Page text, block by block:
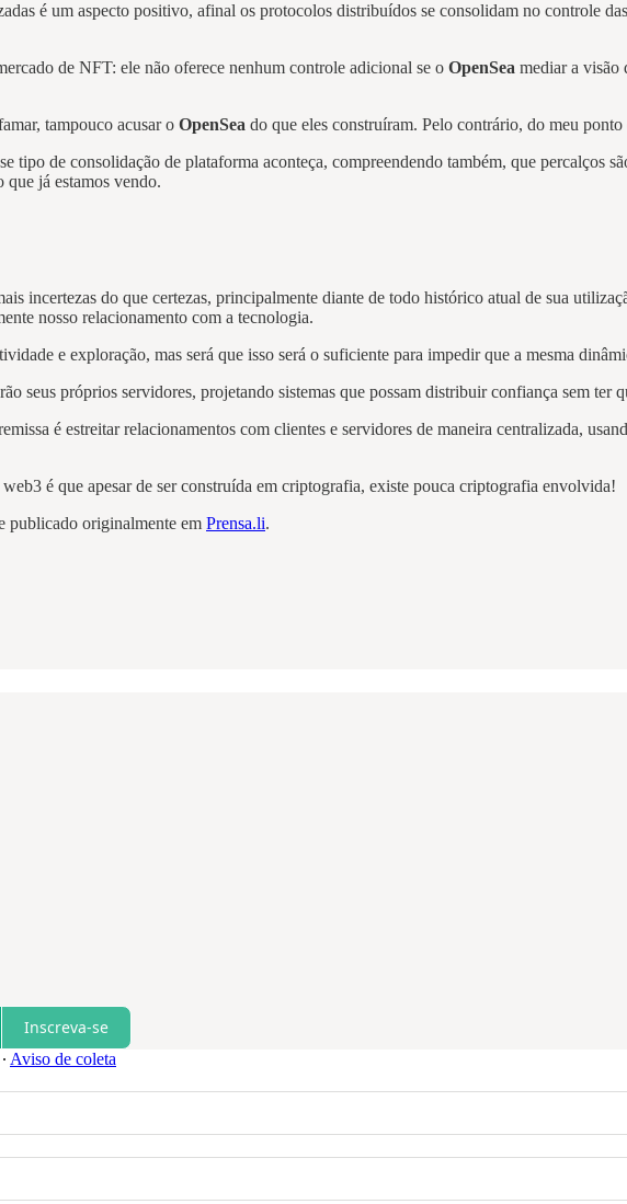
é um aspecto positivo, afinal os protocolos distribuídos se consolidam no controle
de NFT: ele não oferece nenhum controle adicional se o OpenSea mediar a visão
tampouco acusar o OpenSea do que eles construíram. Pelo contrário, do meu
tipo de consolidação de plataforma aconteça, compreendendo também, que percalços
já estamos vendo.
incertezas do que certezas, principalmente diante de todo histórico atual de sua
nosso relacionamento com a tecnologia.
e exploração, mas será que isso será o suficiente para impedir que a mesma
seus próprios servidores, projetando sistemas que possam distribuir confiança sem ter
é estreitar relacionamentos com clientes e servidores de maneira centralizada,
é que apesar de ser construída em criptografia, existe pouca criptografia envolvida!
publicado originalmente em Prensa.li.
Inscreva-se
∙ Aviso de coleta